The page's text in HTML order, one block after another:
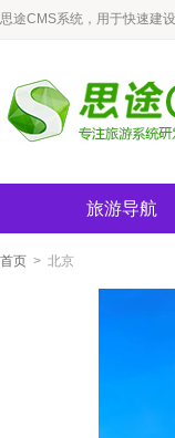
思途CMS系统，用于快速建
旅游导航
首页 > 北京